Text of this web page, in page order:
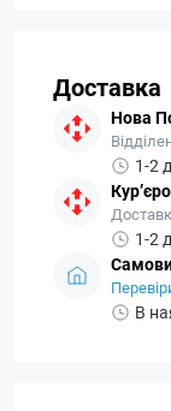
Доставка
Нова
1-2
1-2
В